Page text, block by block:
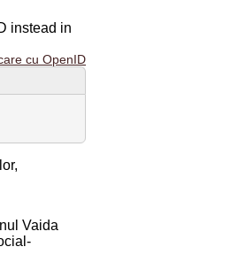
instead in
cu OpenID
Vaida